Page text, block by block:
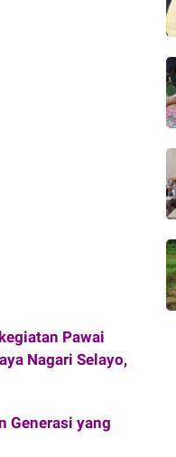
Pawai
Nagari Selayo,
Generasi yang